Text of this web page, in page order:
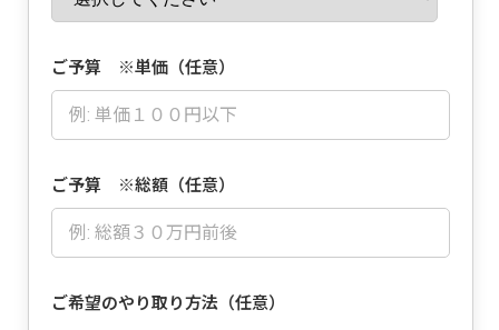
ご予算 ※単価（任意）
ご予算 ※総額（任意）
ご希望のやり取り方法（任意）